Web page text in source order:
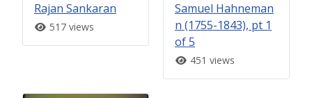
Rajan Sankaran
517 views
Samuel Hahneman
n (1755-1843), pt 1
of 5
451 views